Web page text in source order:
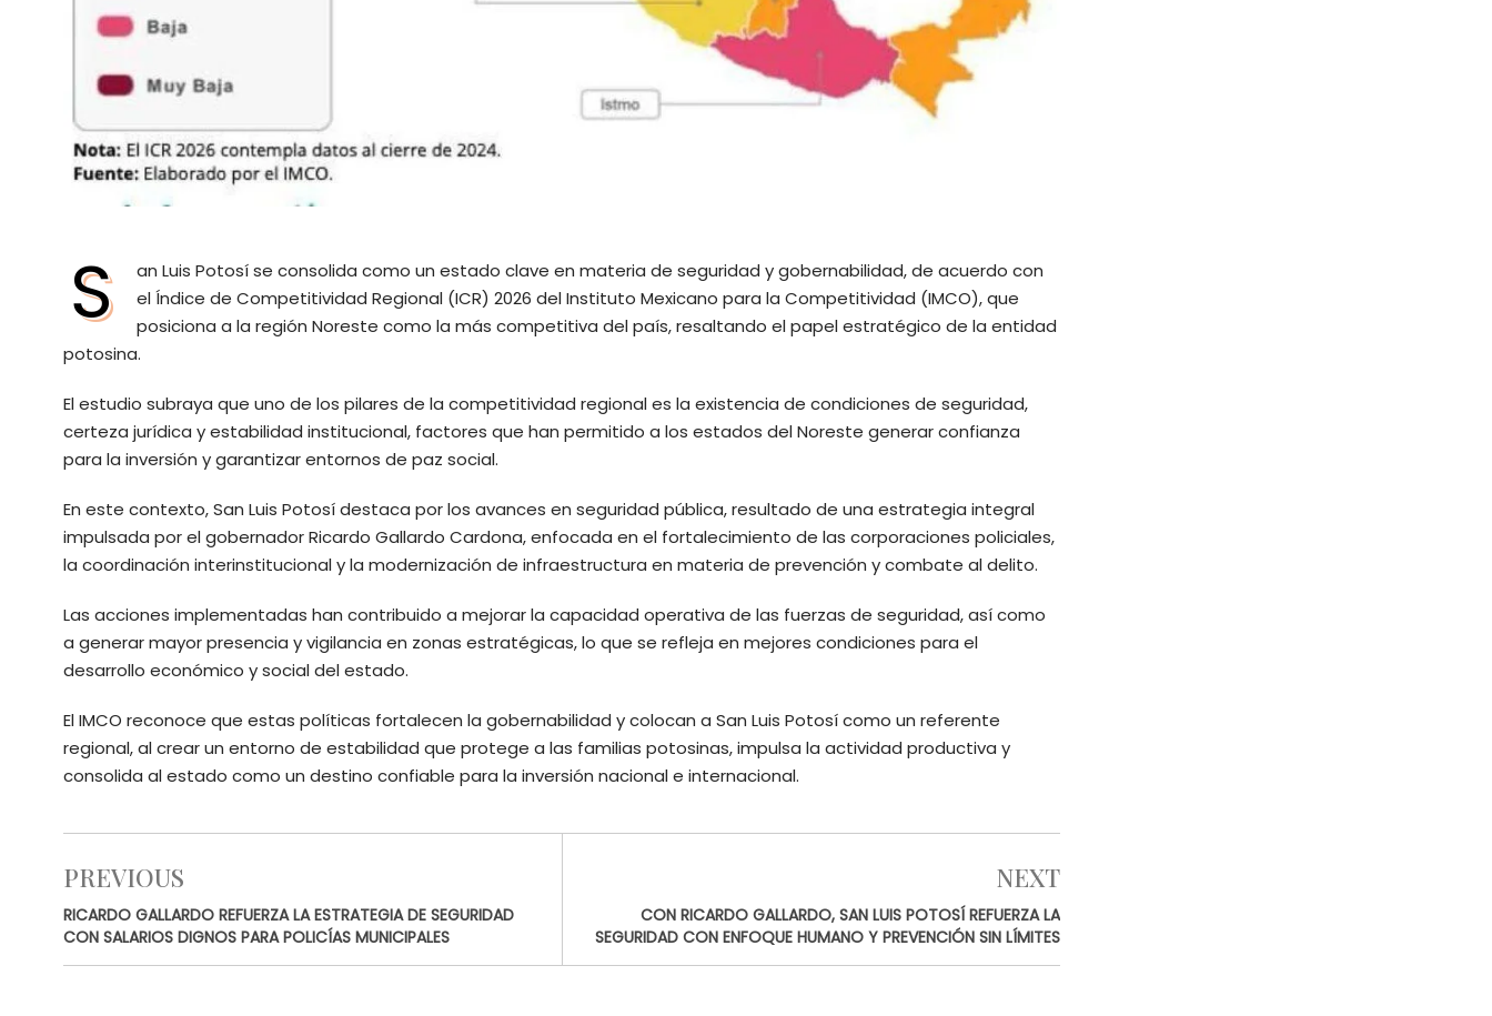
S
an Luis Potosí se consolida como un estado clave en materia de seguridad y gobernabilidad, de acuerdo con
el Índice de Competitividad Regional (ICR) 2026 del Instituto Mexicano para la Competitividad (IMCO), que
posiciona a la región Noreste como la más competitiva del país, resaltando el papel estratégico de la entidad
potosina.
El estudio subraya que uno de los pilares de la competitividad regional es la existencia de condiciones de seguridad,
certeza jurídica y estabilidad institucional, factores que han permitido a los estados del Noreste generar confianza
para la inversión y garantizar entornos de paz social.
En este contexto, San Luis Potosí destaca por los avances en seguridad pública, resultado de una estrategia integral
impulsada por el gobernador Ricardo Gallardo Cardona, enfocada en el fortalecimiento de las corporaciones policiales,
la coordinación interinstitucional y la modernización de infraestructura en materia de prevención y combate al delito.
Las acciones implementadas han contribuido a mejorar la capacidad operativa de las fuerzas de seguridad, así como
a generar mayor presencia y vigilancia en zonas estratégicas, lo que se refleja en mejores condiciones para el
desarrollo económico y social del estado.
El IMCO reconoce que estas políticas fortalecen la gobernabilidad y colocan a San Luis Potosí como un referente
regional, al crear un entorno de estabilidad que protege a las familias potosinas, impulsa la actividad productiva y
consolida al estado como un destino confiable para la inversión nacional e internacional.
PREVIOUS
RICARDO GALLARDO REFUERZA LA ESTRATEGIA DE SEGURIDAD
CON SALARIOS DIGNOS PARA POLICÍAS MUNICIPALES
NEXT
CON RICARDO GALLARDO, SAN LUIS POTOSÍ REFUERZA LA
SEGURIDAD CON ENFOQUE HUMANO Y PREVENCIÓN SIN LÍMITES